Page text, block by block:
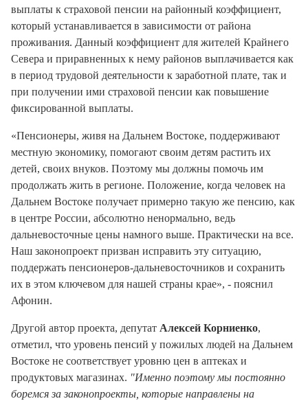
выплаты к страховой пенсии на районный коэффициент,
который устанавливается в зависимости от района
проживания. Данный коэффициент для жителей Крайнего
Севера и приравненных к нему районов выплачивается как
в период трудовой деятельности к заработной плате, так и
при получении ими страховой пенсии как повышение
фиксированной выплаты.
«Пенсионеры, живя на Дальнем Востоке, поддерживают
местную экономику, помогают своим детям растить их
детей, своих внуков. Поэтому мы должны помочь им
продолжать жить в регионе. Положение, когда человек на
Дальнем Востоке получает примерно такую же пенсию, как
в центре России, абсолютно ненормально, ведь
дальневосточные цены намного выше. Практически на все.
Наш законопроект призван исправить эту ситуацию,
поддержать пенсионеров-дальневосточников и сохранить
их в этом ключевом для нашей страны крае», - пояснил
Афонин.
Другой автор проекта, депутат Алексей Корниенко,
отметил, что уровень пенсий у пожилых людей на Дальнем
Востоке не соответствует уровню цен в аптеках и
продуктовых магазинах. "Именно поэтому мы постоянно
боремся за законопроекты, которые направлены на